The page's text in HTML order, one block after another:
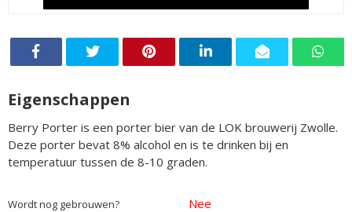
Eigenschappen
Berry Porter is een porter bier van de LOK brouwerij Zwolle.
Deze porter bevat 8% alcohol en is te drinken bij en
temperatuur tussen de 8-10 graden.
Wordt nog gebrouwen? Nee